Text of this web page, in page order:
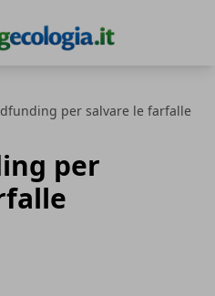
per salvare le farfalle
per